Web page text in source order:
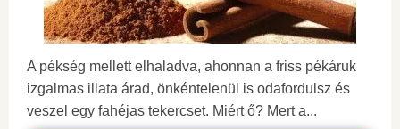
A pékség mellett elhaladva, ahonnan a friss pékáruk
izgalmas illata árad, önkéntelenül is odafordulsz és
veszel egy fahéjas tekercset. Miért ő? Mert a...